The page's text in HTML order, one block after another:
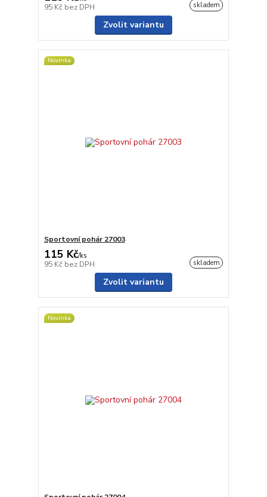
95 Kč bez DPH skladem
Zvolit variantu
Novinka
Sportovní pohár 27003
115 Kč/ks
95 Kč bez DPH skladem
Zvolit variantu
Novinka